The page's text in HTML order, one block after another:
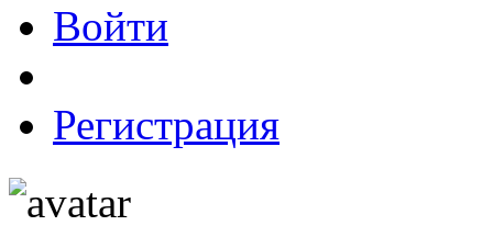
Войти
Регистрация